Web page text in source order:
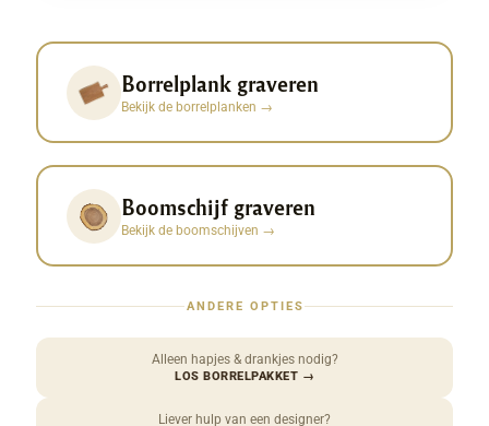
Borrelplank graveren
Bekijk de borrelplanken →
Boomschijf graveren
Bekijk de boomschijven →
ANDERE OPTIES
Alleen hapjes & drankjes nodig?
LOS BORRELPAKKET →
Liever hulp van een designer?